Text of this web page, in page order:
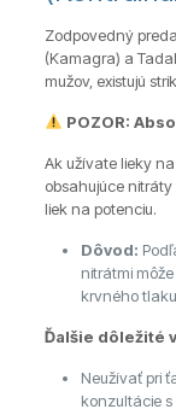
Zodpovedný
(Kamagra) a
mužov, existujú
POZOR:
Ak užívate lieky
obsahujúce nitráty
liek na potenciu.
Dôvod:
nitrátmi
krvného
Ďalšie dôležité
Neužívať pri
konzultácie s